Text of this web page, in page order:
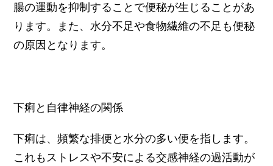
腸の運動を抑制することで便秘が生じることがあ
ります。また、水分不足や食物繊維の不足も便秘
の原因となります。
下痢と自律神経の関係
下痢は、頻繁な排便と水分の多い便を指します。
これもストレスや不安による交感神経の過活動が